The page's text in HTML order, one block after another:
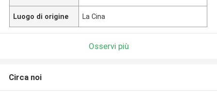
Luogo di origine La Cina
Osservi più
Circa noi